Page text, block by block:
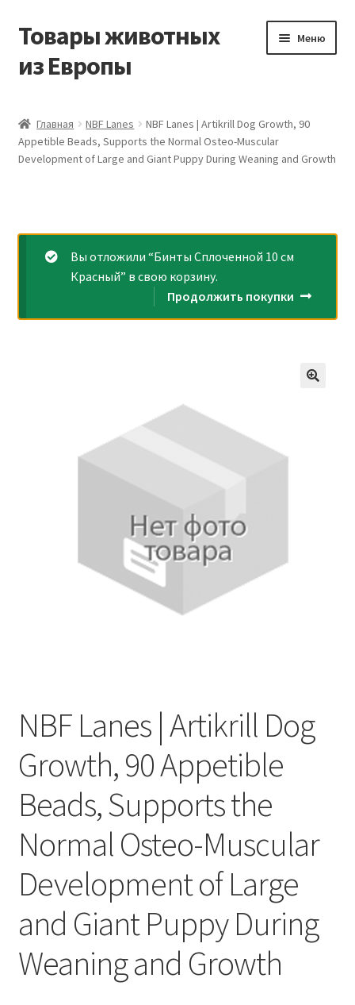
Перейти
навигации
Перейти
содержимому
Товары животных
из Европы
Меню
Виды доставки
Оформление заказа
Главная NBF Lanes
NBF Lanes | Artikrill Dog Growth, 90
Appetible Beads, Supports the Normal Osteo-Muscular
Development of Large and Giant Puppy During Weaning and Growth
Вы отложили “Бинты Сплоченной 10 см
Красный” в свою корзину.
Продолжить покупки
NBF Lanes | Artikrill Dog
Growth, 90 Appetible
Beads, Supports the
Normal Osteo-Muscular
Development of Large
and Giant Puppy During
Weaning and Growth